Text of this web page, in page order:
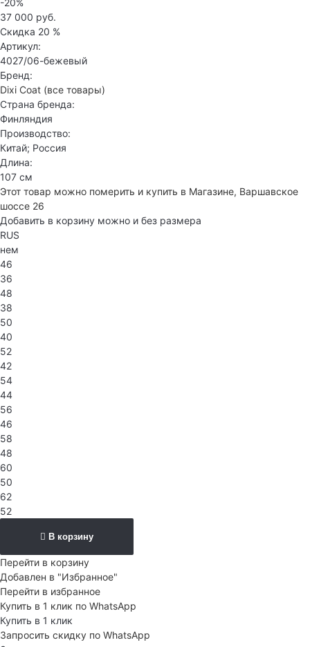
-20%
37 000 руб.
Скидка 20 %
Артикул:
4027/06-бежевый
Бренд:
Dixi Coat (все товары)
Страна бренда:
Финляндия
Производство:
Китай; Россия
Длина:
107 см
Этот товар можно померить и купить в Магазине, Варшавское
шоссе 26
Добавить в корзину можно и без размера
RUS
нем
46
36
48
38
50
40
52
42
54
44
56
46
58
48
60
50
62
52
В корзину
Перейти в корзину
Добавлен в "Избранное"
Перейти в избранное
Купить в 1 клик по WhatsApp
Купить в 1 клик
Запросить скидку по WhatsApp